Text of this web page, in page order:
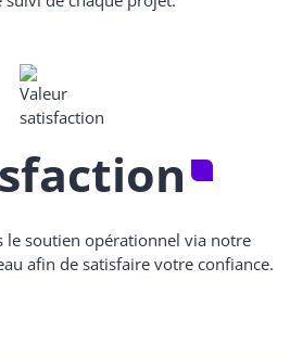
le soutien opérationnel via notre
afin de satisfaire votre confiance.